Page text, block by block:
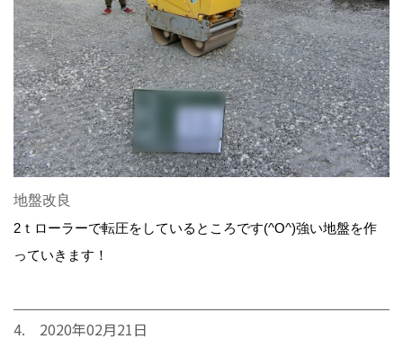
地盤改良
2ｔローラーで転圧をしているところです(^O^)強い地盤を作
っていきます！
4. 2020年02月21日